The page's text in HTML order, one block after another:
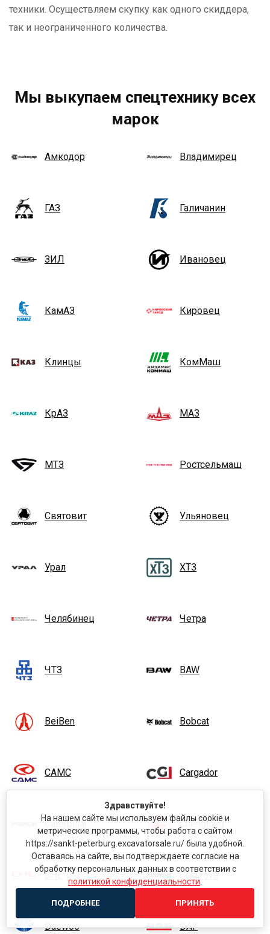
техники. Осуществляем скупку как одного скиддера,
так и неограниченного количества.
Мы выкупаем спецтехнику всех
марок
Амкодор Владимирец
ГАЗ Галичанин
ЗИЛ Ивановец
КамАЗ Кировец
Клинцы КомМаш
КрАЗ МАЗ
МТЗ Ростсельмаш
Святовит Ульяновец
Урал ХТЗ
Челябинец Четра
ЧТЗ BAW
BeiBen Bobcat
CAMC Cargador
Caterpillar Chenglong
CHL Cukurova
Daewoo DAF
Здравствуйте!
На нашем сайте мы используем файлы cookie и
метрические программы, чтобы работа с сайтом
https://sankt-peterburg.excavatorsale.ru/ была удобной.
Оставаясь на сайте, вы подтверждаете согласие на
обработку персональных данных в соответствии с
политикой конфиденциальности
ПОДРОБНЕЕ ПРИНЯТЬ